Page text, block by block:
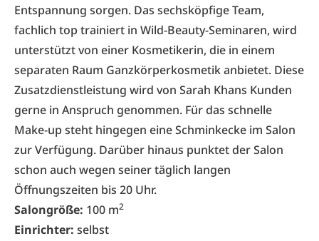
Entspannung sorgen. Das sechsköpfige Team,
fachlich top trainiert in Wild-Beauty-Seminaren, wird
unterstützt von einer Kosmetikerin, die in einem
separaten Raum Ganzkörperkosmetik anbietet. Diese
Zusatzdienstleistung wird von Sarah Khans Kunden
gerne in Anspruch genommen. Für das schnelle
Make-up steht hingegen eine Schminkecke im Salon
zur Verfügung. Darüber hinaus punktet der Salon
schon auch wegen seiner täglich langen
Öffnungszeiten bis 20 Uhr.
Salongröße: 100 m2
Einrichter: selbst